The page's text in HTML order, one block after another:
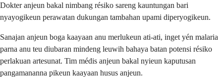
Dokter anjeun bakal nimbang résiko sareng kauntungan bari
nyayogikeun perawatan dukungan tambahan upami diperyogikeun.
Sanajan anjeun boga kaayaan anu merlukeun ati-ati, inget yén malaria
parna anu teu diubaran mindeng leuwih bahaya batan potensi résiko
perlakuan artesunat. Tim médis anjeun bakal nyieun kaputusan
pangamananna pikeun kaayaan husus anjeun.